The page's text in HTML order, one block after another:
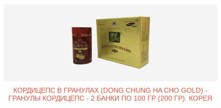
КОРДИЦЕПС В ГРАНУЛАХ (DONG CHUNG HA CHO GOLD) -
ГРАНУЛЫ КОРДИЦЕПС - 2 БАНКИ ПО 100 ГР (200 ГР). КОРЕЯ